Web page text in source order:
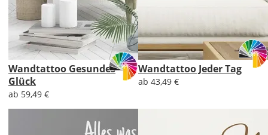
Wandtattoo Gesundes
Glück
ab 59,49 €
Wandtattoo Jeder Tag
ab 43,49 €